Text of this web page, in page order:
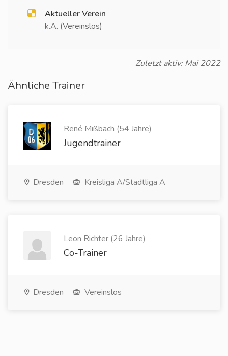
Aktueller Verein
k.A. (Vereinslos)
Zuletzt aktiv: Mai 2022
Ähnliche Trainer
René Mißbach (54 Jahre)
Jugendtrainer
Dresden Kreisliga A/Stadtliga A
Leon Richter (26 Jahre)
Co-Trainer
Dresden Vereinslos